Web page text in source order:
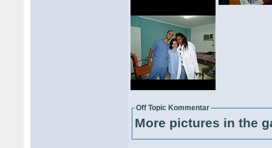
Off Topic Kommentar
More pictures in the